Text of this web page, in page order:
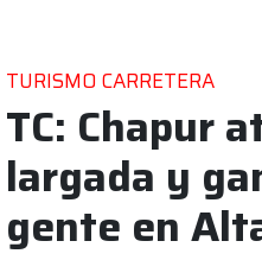
TURISMO CARRETERA
TC: Chapur
largada y
gente en